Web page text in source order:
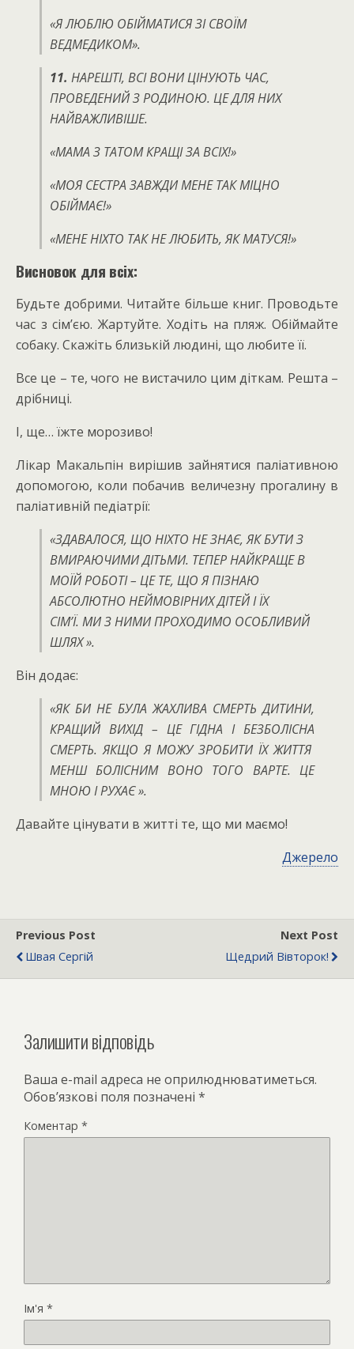
«Я ЛЮБЛЮ ОБІЙМАТИСЯ ЗІ СВОЇМ
ВЕДМЕДИКОМ».
11. НАРЕШТІ, ВСІ ВОНИ ЦІНУЮТЬ ЧАС,
ПРОВЕДЕНИЙ З РОДИНОЮ. ЦЕ ДЛЯ НИХ
НАЙВАЖЛИВІШЕ.
«МАМА З ТАТОМ КРАЩІ ЗА ВСІХ!»
«МОЯ СЕСТРА ЗАВЖДИ МЕНЕ ТАК МІЦНО
ОБІЙМАЄ!»
«МЕНЕ НІХТО ТАК НЕ ЛЮБИТЬ, ЯК МАТУСЯ!»
Висновок для всіх:
Будьте добрими. Читайте більше книг. Проводьте
час з сім’єю. Жартуйте. Ходіть на пляж. Обіймайте
собаку. Скажіть близькій людині, що любите її.
Все це – те, чого не вистачило цим діткам. Решта –
дрібниці.
І, ще… їжте морозиво!
Лікар Макальпін вирішив зайнятися паліативною
допомогою, коли побачив величезну прогалину в
паліативній педіатрії:
«ЗДАВАЛОСЯ, ЩО НІХТО НЕ ЗНАЄ, ЯК БУТИ З
ВМИРАЮЧИМИ ДІТЬМИ. ТЕПЕР НАЙКРАЩЕ В
МОЇЙ РОБОТІ – ЦЕ ТЕ, ЩО Я ПІЗНАЮ
АБСОЛЮТНО НЕЙМОВІРНИХ ДІТЕЙ І ЇХ
СІМ’Ї. МИ З НИМИ ПРОХОДИМО ОСОБЛИВИЙ
ШЛЯХ ».
Він додає:
«ЯК БИ НЕ БУЛА ЖАХЛИВА СМЕРТЬ ДИТИНИ,
КРАЩИЙ ВИХІД – ЦЕ ГІДНА І БЕЗБОЛІСНА
СМЕРТЬ. ЯКЩО Я МОЖУ ЗРОБИТИ ЇХ ЖИТТЯ
МЕНШ БОЛІСНИМ ВОНО ТОГО ВАРТЕ. ЦЕ
МНОЮ І РУХАЄ ».
Давайте цінувати в житті те, що ми маємо!
Джерело
Previous Post
Швая Сергій
Next Post
Щедрий Вівторок!
Залишити відповідь
Ваша e-mail адреса не оприлюднюватиметься.
Обов’язкові поля позначені *
Коментар *
Ім'я *